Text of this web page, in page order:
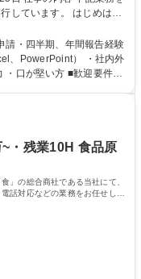
しています。 はじめは担
ーダーやマネージャーポ
事グルー
育研修の企画、実行 ・勤
（評議員会、理事会） ・
対応 ・その他日常の総務
請・四半期、年間報告経験
、PowerPoint） ・社内外
い方 ■歓迎要件
・残業10H 食品原
」の総合商社である当社にて、
話対応などの業務をお任せしま